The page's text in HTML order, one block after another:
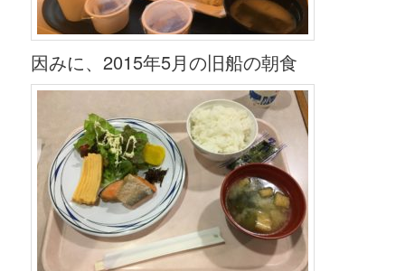
因みに、2015年5月の旧船の朝食